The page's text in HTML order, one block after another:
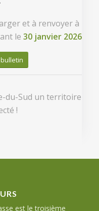
et à renvoyer à
le 30 janvier 2026
du-Sud un territoire
!
est le troisième